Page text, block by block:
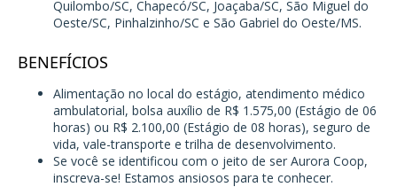
Quilombo/SC, Chapecó/SC, Joaçaba/SC, São Miguel do
Oeste/SC, Pinhalzinho/SC e São Gabriel do Oeste/MS.
BENEFÍCIOS
Alimentação no local do estágio, atendimento médico
ambulatorial, bolsa auxílio de R$ 1.575,00 (Estágio de 06
horas) ou R$ 2.100,00 (Estágio de 08 horas), seguro de
vida, vale-transporte e trilha de desenvolvimento.
Se você se identificou com o jeito de ser Aurora Coop,
inscreva-se! Estamos ansiosos para te conhecer.